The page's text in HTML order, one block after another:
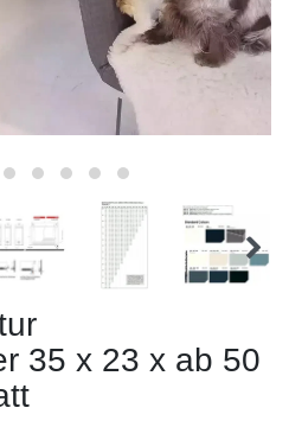
35 x 23 x ab 50